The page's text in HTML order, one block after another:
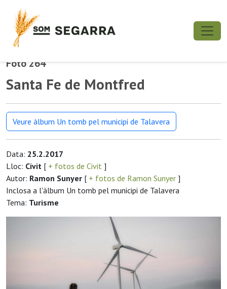
Foto 264
Santa Fe de Montfred
Veure àlbum Un tomb pel municipi de Talavera
Data: 25.2.2017
Lloc: Civit [ + fotos de Civit ]
Autor: Ramon Sunyer [ + fotos de Ramon Sunyer ]
Inclosa a l'àlbum Un tomb pel municipi de Talavera
Tema: Turisme